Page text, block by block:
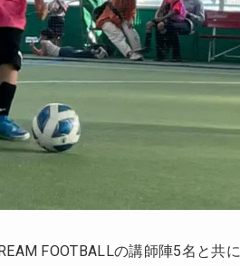
FOOTBALLの講師陣5名と共に